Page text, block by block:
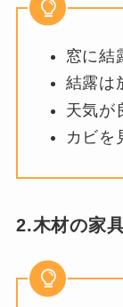
窓に結
結露は
天気が
カビを
2.木材の家